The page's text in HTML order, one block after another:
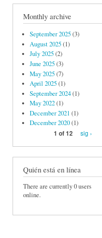
Monthly archive
September 2025(3)
August 2025(1)
July 2025(2)
June 2025(3)
May 2025(7)
April 2025(1)
September 2024(1)
May 2022(1)
December 2021 (1)
December 2020(1)
1 of 12
sig ›
Quién está en línea
There are currently 0 users
online.